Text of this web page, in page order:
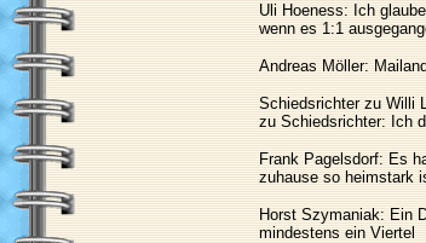
Uli Hoeness: Ich
wenn es 1:1
Andreas Möller:
Schiedsrichter zu Willi
zu Schiedsrichter: Ich
Frank Pagelsdorf: Es
zuhause so heimstark
Horst Szymaniak: Ein
mindestens ein Viertel